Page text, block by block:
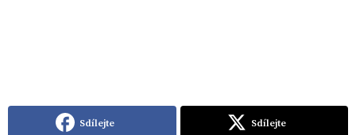
Sdílejte Sdílejte